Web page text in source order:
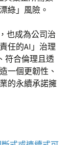
綠」風險。
也成為公司治
任的AI」治理
符合倫理且透
一個更韌性、
的永續承諾擁